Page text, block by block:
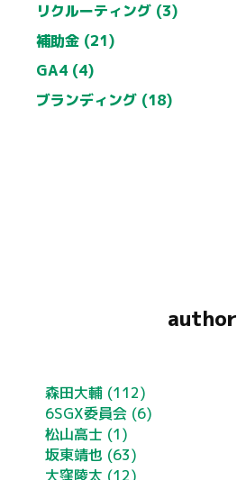
リクルーティング (3)
補助金 (21)
GA4 (4)
ブランディング (18)
author
森田大輔 (112)
6SGX委員会 (6)
松山高士 (1)
坂東靖也 (63)
大窪陵太 (12)